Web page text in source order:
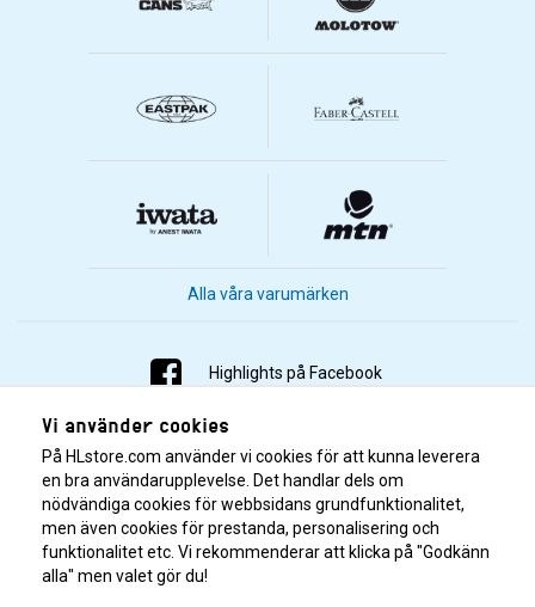
Alla våra varumärken
Highlights på Facebook
Highlights på Instagram
Highlights på Youtube
Highlights på Tiktok
Vi använder cookies
På HLstore.com använder vi cookies för att kunna leverera
en bra användarupplevelse. Det handlar dels om
nödvändiga cookies för webbsidans grundfunktionalitet,
men även cookies för prestanda, personalisering och
funktionalitet etc. Vi rekommenderar att klicka på "Godkänn
alla" men valet gör du!